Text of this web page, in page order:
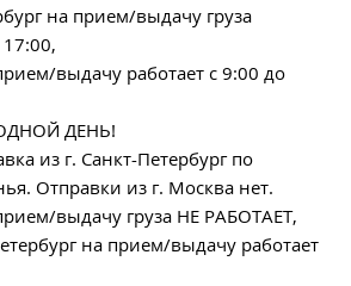
на прием/выдачу груза
17:00,
выдачу работает с 9:00 до
ДЕНЬ!
из г. Санкт-Петербург по
Отправки из г. Москва нет.
выдачу груза НЕ РАБОТАЕТ,
на прием/выдачу работает